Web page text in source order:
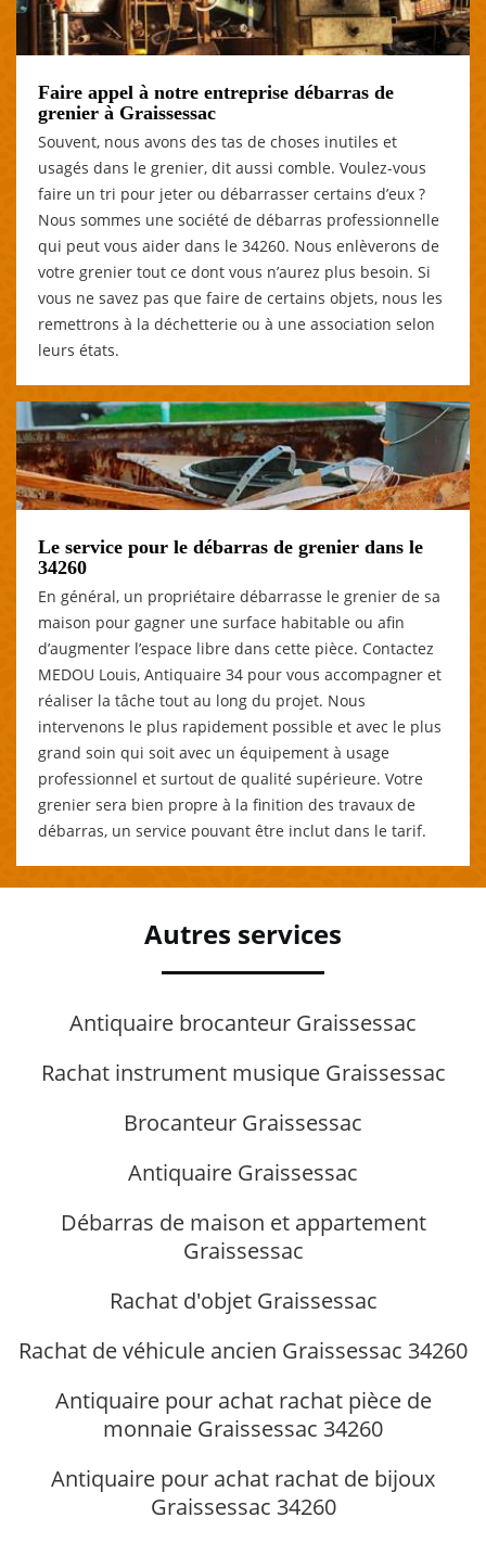
Faire appel à notre entreprise débarras de
grenier à Graissessac
Souvent, nous avons des tas de choses inutiles et
usagés dans le grenier, dit aussi comble. Voulez-vous
faire un tri pour jeter ou débarrasser certains d’eux ?
Nous sommes une société de débarras professionnelle
qui peut vous aider dans le 34260. Nous enlèverons de
votre grenier tout ce dont vous n’aurez plus besoin. Si
vous ne savez pas que faire de certains objets, nous les
remettrons à la déchetterie ou à une association selon
leurs états.
Le service pour le débarras de grenier dans le
34260
En général, un propriétaire débarrasse le grenier de sa
maison pour gagner une surface habitable ou afin
d’augmenter l’espace libre dans cette pièce. Contactez
MEDOU Louis, Antiquaire 34 pour vous accompagner et
réaliser la tâche tout au long du projet. Nous
intervenons le plus rapidement possible et avec le plus
grand soin qui soit avec un équipement à usage
professionnel et surtout de qualité supérieure. Votre
grenier sera bien propre à la finition des travaux de
débarras, un service pouvant être inclut dans le tarif.
Autres services
Antiquaire brocanteur Graissessac
Rachat instrument musique Graissessac
Brocanteur Graissessac
Antiquaire Graissessac
Débarras de maison et appartement
Graissessac
Rachat d'objet Graissessac
Rachat de véhicule ancien Graissessac 34260
Antiquaire pour achat rachat pièce de
monnaie Graissessac 34260
Antiquaire pour achat rachat de bijoux
Graissessac 34260